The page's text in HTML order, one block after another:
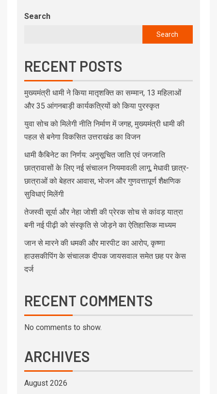
Search
Search
RECENT POSTS
मुख्यमंत्री धामी ने किया मातृशक्ति का सम्मान, 13 महिलाओं
और 35 आंगनबाड़ी कार्यकत्रियों को किया पुरस्कृत
युवा सोच को मिलेगी नीति निर्माण में जगह, मुख्यमंत्री धामी की
पहल से बनेगा विकसित उत्तराखंड का विजन
धामी कैबिनेट का निर्णय: अनुसूचित जाति एवं जनजाति
छात्रावासों के लिए नई संचालन नियमावली लागू, मेधावी छात्र-
छात्राओं को बेहतर आवास, भोजन और गुणवत्तापूर्ण शैक्षणिक
सुविधाएं मिलेंगी
तेजस्वी सूर्या और नेहा जोशी की प्रेरक सोच से कांवड़ यात्रा
बनी नई पीढ़ी को संस्कृति से जोड़ने का ऐतिहासिक माध्यम
जान से मारने की धमकी और मारपीट का आरोप, कृष्णा
हाउसकीपिंग के संचालक दीपक जायसवाल समेत छह पर केस
दर्ज
RECENT COMMENTS
No comments to show.
ARCHIVES
August 2026